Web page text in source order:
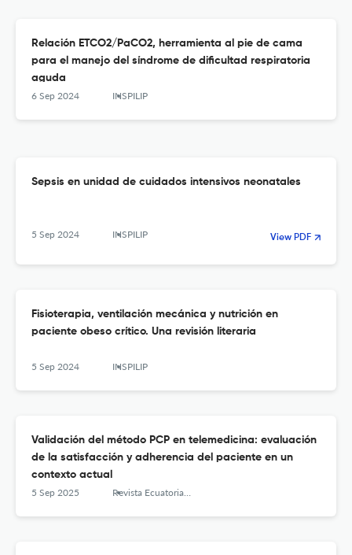
Relación ETCO2/PaCO2, herramienta al pie de cama
para el manejo del síndrome de dificultad respiratoria
aguda
6 Sep 2024 INSPILIP
Sepsis en unidad de cuidados intensivos neonatales
5 Sep 2024 INSPILIP View PDF
Fisioterapia, ventilación mecánica y nutrición en
paciente obeso crítico. Una revisión literaria
5 Sep 2024 INSPILIP
Validación del método PCP en telemedicina: evaluación
de la satisfacción y adherencia del paciente en un
contexto actual
5 Sep 2025 Revista Ecuatoriana de Ciencia Tecnología e Innovación en Salud Pública